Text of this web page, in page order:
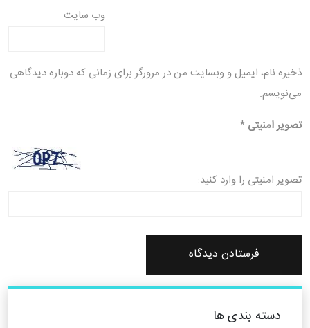
وب‌ سایت
ذخیره نام، ایمیل و وبسایت من در مرورگر برای زمانی که دوباره دیدگاهی
می‌نویسم.
تصویر امنیتی *
تصویر امنیتی را وارد کنید:
دسته بندی ها